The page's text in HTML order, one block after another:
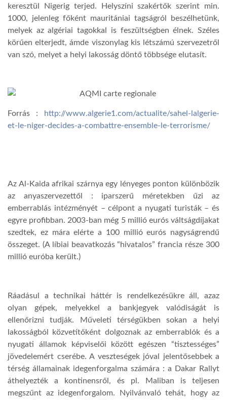
keresztül Nigerig terjed. Helyszíni szakértők szerint min.
1000, jelenleg főként mauritániai tagságról beszélhetünk,
melyek az algériai tagokkal is feszültségben élnek. Széles
körűen elterjedt, ámde viszonylag kis létszámú szervezetről
van szó, melyet a helyi lakosság döntő többsége elutasít.
Forrás :
http://www.algerie1.com/actualite/sahel-lalgerie-
et-le-niger-decides-a-combattre-ensemble-le-terrorisme/
Az Al-Kaida afrikai szárnya egy lényeges ponton különbözik
az anyaszervezettől : iparszerű méretekben űzi az
emberrablás intézményét – célpont a nyugati turisták – és
egyre profibban. 2003-ban még 5 millió eurós váltságdíjakat
szedtek, ez mára elérte a 100 millió eurós nagyságrendű
összeget. (A líbiai beavatkozás “hivatalos” francia része 300
millió euróba került.)
Ráadásul a technikai háttér is rendelkezésükre áll, azaz
olyan gépek, melyekkel a bankjegyek valódiságát is
ellenőrizni tudják. Műveleti térségükben sokan a helyi
lakosságból közvetítőként dolgoznak az emberrablók és a
nyugati államok képviselői között egészen “tisztességes”
jövedelemért cserébe. A veszteségek jóval jelentősebbek a
térség államainak idegenforgalma számára : a Dakar Rallyt
áthelyezték a kontinensről, és pl. Maliban is teljesen
megszűnt az idegenforgalom. Nyilvánvaló tehát, hogy az